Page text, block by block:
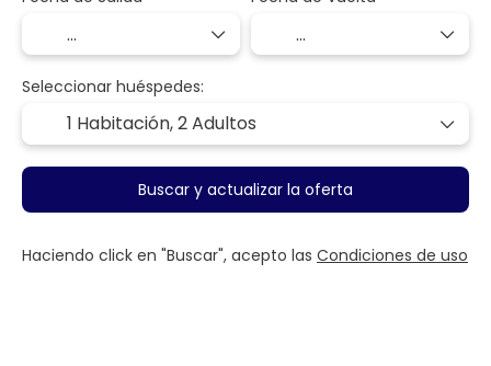
Seleccionar huéspedes:
1 Habitación,2 Adultos
Buscar y actualizar la oferta
Haciendo click en "Buscar", acepto las Condiciones de uso